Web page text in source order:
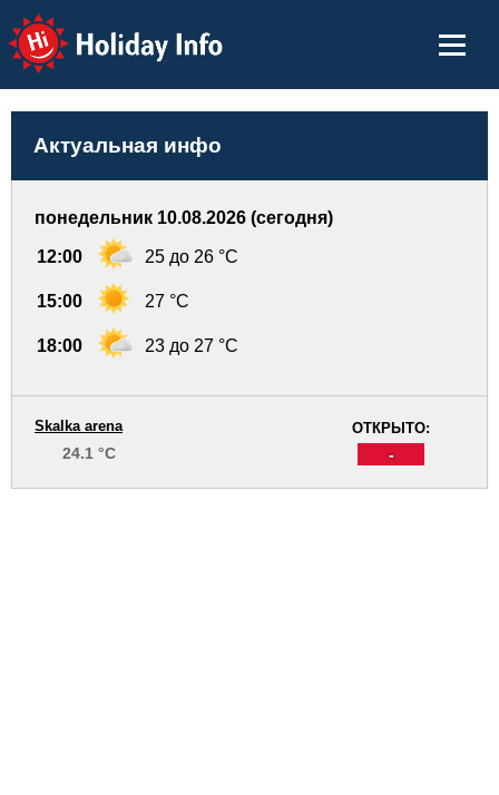
Holiday Info
Актуальная инфо
понедельник 10.08.2026 (сегодня)
12:00 25 до 26 °C
15:00 27 °C
18:00 23 до 27 °C
ОТКРЫТО:
-
Skalka arena
24.1 °C